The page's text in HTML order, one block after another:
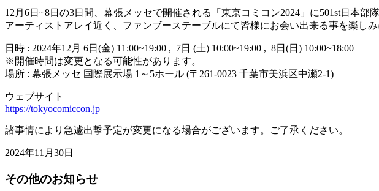
12月6日~8日の3日間、幕張メッセで開催される「東京コミコン2024」に501st日本部
アーティストアレイ近く、ファンブーステーブルにて皆様にお会い出来る事を楽しみ
日時 : 2024年12月 6日(金) 11:00~19:00 , 7日 (土) 10:00~19:00 , 8日(日) 10:00~18:00
※開催時間は変更となる可能性があります。
場所 : 幕張メッセ 国際展示場 1～5ホール (〒261-0023 千葉市美浜区中瀬2-1)
ウェブサイト
https://tokyocomiccon.jp
諸事情により急遽出撃予定が変更になる場合がございます。ご了承ください。
2024年11月30日
その他のお知らせ